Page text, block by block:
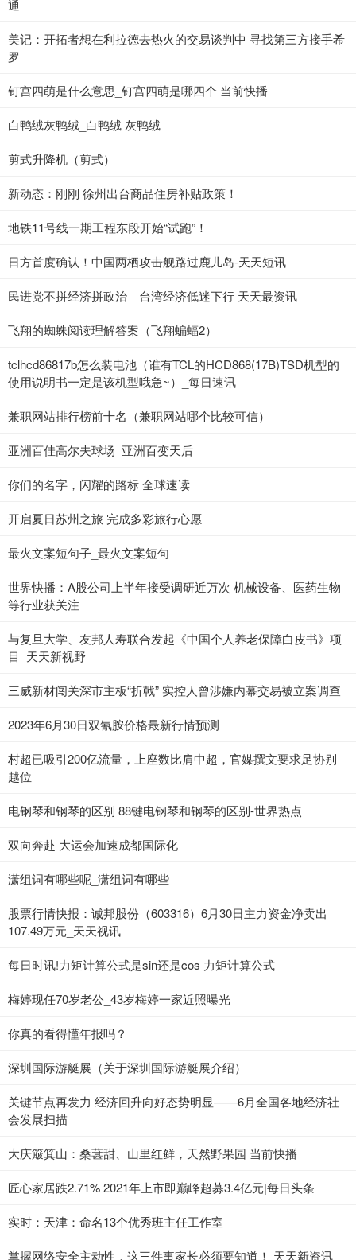
通
美记：开拓者想在利拉德去热火的交易谈判中 寻找第三方接手希
罗
钉宫四萌是什么意思_钉宫四萌是哪四个 当前快播
白鸭绒灰鸭绒_白鸭绒 灰鸭绒
剪式升降机（剪式）
新动态：刚刚 徐州出台商品住房补贴政策！
地铁11号线一期工程东段开始“试跑”！
日方首度确认！中国两栖攻击舰路过鹿儿岛-天天短讯
民进党不拼经济拼政治 台湾经济低迷下行 天天最资讯
飞翔的蜘蛛阅读理解答案（飞翔蝙蝠2）
tclhcd86817b怎么装电池（谁有TCL的HCD868(17B)TSD机型的
使用说明书一定是该机型哦急~）_每日速讯
兼职网站排行榜前十名（兼职网站哪个比较可信）
亚洲百佳高尔夫球场_亚洲百变天后
你们的名字，闪耀的路标 全球速读
开启夏日苏州之旅 完成多彩旅行心愿
最火文案短句子_最火文案短句
世界快播：A股公司上半年接受调研近万次 机械设备、医药生物
等行业获关注
与复旦大学、友邦人寿联合发起《中国个人养老保障白皮书》项
目_天天新视野
三威新材闯关深市主板“折戟” 实控人曾涉嫌内幕交易被立案调查
2023年6月30日双氰胺价格最新行情预测
村超已吸引200亿流量，上座数比肩中超，官媒撰文要求足协别
越位
电钢琴和钢琴的区别 88键电钢琴和钢琴的区别-世界热点
双向奔赴 大运会加速成都国际化
潇组词有哪些呢_潇组词有哪些
股票行情快报：诚邦股份（603316）6月30日主力资金净卖出
107.49万元_天天视讯
每日时讯!力矩计算公式是sin还是cos 力矩计算公式
梅婷现任70岁老公_43岁梅婷一家近照曝光
你真的看得懂年报吗？
深圳国际游艇展（关于深圳国际游艇展介绍）
关键节点再发力 经济回升向好态势明显——6月全国各地经济社
会发展扫描
大庆簸箕山：桑葚甜、山里红鲜，天然野果园 当前快播
匠心家居跌2.71% 2021年上市即巅峰超募3.4亿元|每日头条
实时：天津：命名13个优秀班主任工作室
掌握网络安全主动性，这三件事家长必须要知道！ 天天新资讯